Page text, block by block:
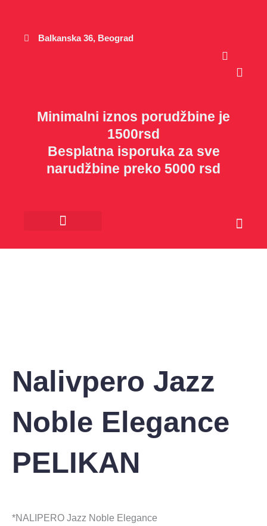
садржајBalkanska 36, Beograd
Cart
Minimalni iznos porudžbine je
1500rsd
Besplatna isporuka za sve
narudžbine preko 5000 rsd
Cart
Nalivpero Jazz
Noble Elegance
PELIKAN
*NALIPERO Jazz Noble Elegance